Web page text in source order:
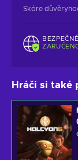
Skóre
Hráči si také